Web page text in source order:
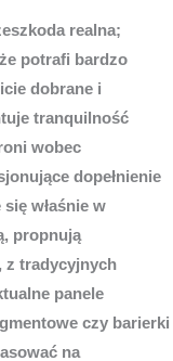
realna;
potrafi bardzo
dobrane i
tranquilność
wobec
dopełnienie
właśnie w
propnują
z tradycyjnych
panele
czy barierki
na